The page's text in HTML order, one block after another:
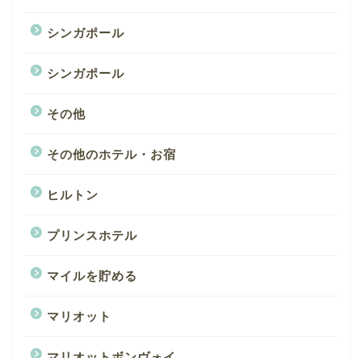
シンガポール
シンガポール
その他
その他のホテル・お宿
ヒルトン
プリンスホテル
マイルを貯める
マリオット